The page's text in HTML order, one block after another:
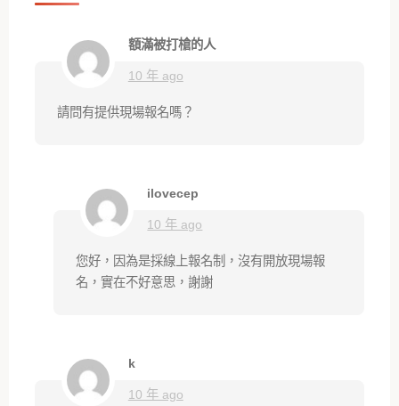
額滿被打槍的人
10 年 ago
請問有提供現場報名嗎？
ilovecep
10 年 ago
您好，因為是採線上報名制，沒有開放現場報
名，實在不好意思，謝謝
k
10 年 ago